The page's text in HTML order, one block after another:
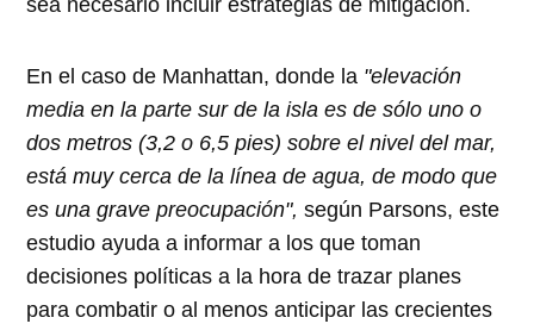
sea necesario incluir estrategias de mitigación.
En el caso de Manhattan, donde la "elevación
media en la parte sur de la isla es de sólo uno o
dos metros (3,2 o 6,5 pies) sobre el nivel del mar,
está muy cerca de la línea de agua, de modo que
es una grave preocupación",según Parsons, este
estudio ayuda a informar a los que toman
decisiones políticas a la hora de trazar planes
para combatir o al menos anticipar las crecientes